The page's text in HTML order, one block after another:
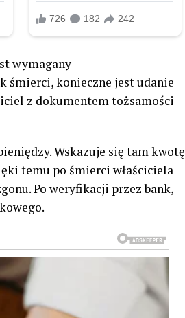
wymagany
śmierci, konieczne jest udanie
z dokumentem tożsamości
Wskazuje się tam kwotę
temu po śmierci właściciela
Po weryfikacji przez bank,